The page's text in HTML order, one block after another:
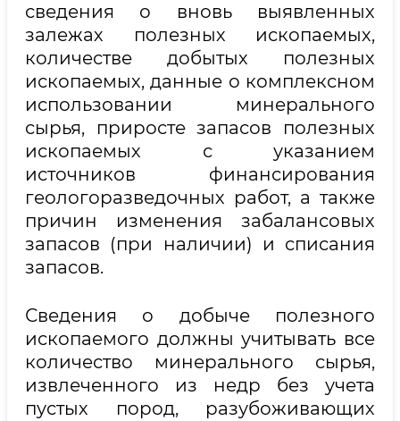
сведения о вновь выявленных
залежах полезных ископаемых,
количестве добытых полезных
ископаемых, данные о комплексном
использовании минерального
сырья, приросте запасов полезных
ископаемых с указанием
источников финансирования
геологоразведочных работ, а также
причин изменения забалансовых
запасов (при наличии) и списания
запасов.
Сведения о добыче полезного
ископаемого должны учитывать все
количество минерального сырья,
извлеченного из недр без учета
пустых пород, разубоживающих